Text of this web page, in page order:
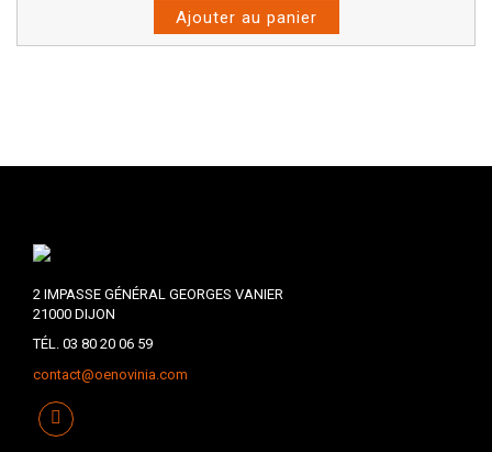
Ajouter au panier
2 IMPASSE GÉNÉRAL GEORGES VANIER
21000 DIJON
TÉL. 03 80 20 06 59
contact@oenovinia.com